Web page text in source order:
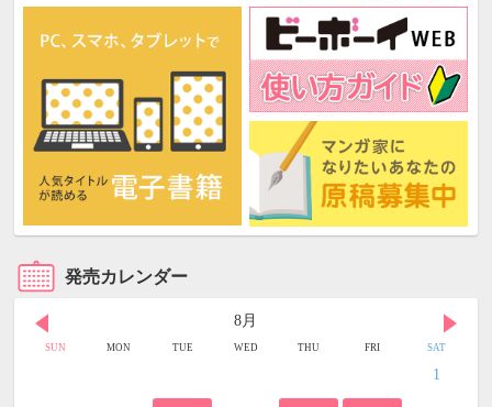
発売カレンダー
8月
SUN MON TUE WED THU FRI SAT
1